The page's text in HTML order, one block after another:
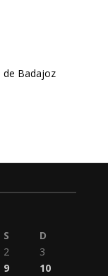
de Badajoz
S
D
2
3
9
10